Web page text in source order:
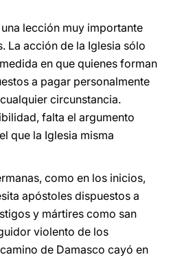
lección muy importante
La acción de la Iglesia sólo
en que quienes forman
a pagar personalmente
circunstancia.
falta el argumento
que la Iglesia misma
como en los inicios,
apóstoles dispuestos a
y mártires como san
violento de los
de Damasco cayó en